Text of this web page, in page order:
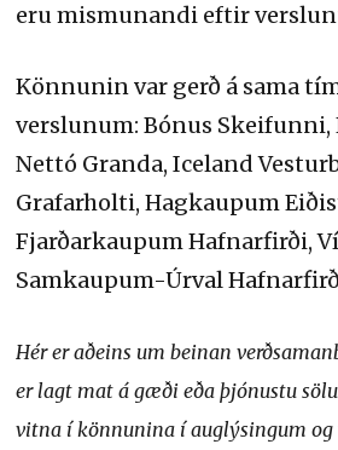
eru mismunandi eftir
Könnunin var gerð á sama
verslunum: Bónus Skeifunni,
Nettó Granda, Iceland
Grafarholti, Hagkaupum
Fjarðarkaupum Hafnarfirði,
Samkaupum-Úrval
Hér er aðeins um beinan
er lagt mat á gæði eða þjónustu
vitna í könnunina í auglýsingum og